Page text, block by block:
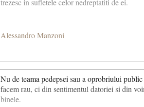
trezesc in sufletele celor nedreptatiti de ei.
Alessandro Manzoni
Nu de teama pedepsei sau a oprobriului
facem rau, ci din sentimentul datoriei si din
binele.